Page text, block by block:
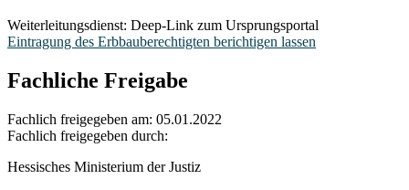
Weiterleitungsdienst: Deep-Link zum Ursprungsportal
Eintragung des Erbbauberechtigten berichtigen lassen
Fachliche Freigabe
Fachlich freigegeben am: 05.01.2022
Fachlich freigegeben durch:
Hessisches Ministerium der Justiz